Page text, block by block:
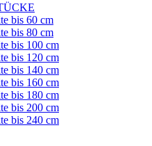
bis 60 cm
bis 80 cm
bis 100 cm
bis 120 cm
bis 140 cm
bis 160 cm
bis 180 cm
bis 200 cm
bis 240 cm